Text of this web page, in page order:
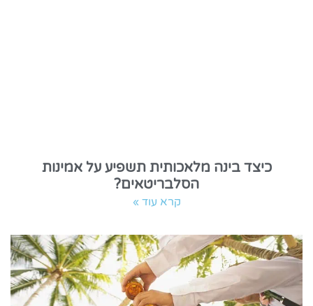
כיצד בינה מלאכותית תשפיע על אמינות
הסלבריטאים?
קרא עוד »